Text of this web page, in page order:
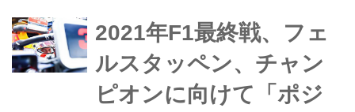
た。チャンピオンを争うルイス・ハミ
ルトン(メルセデス)は2番手につけた。
2021年F1最終戦、フェ
ルスタッペン、チャン
ピオンに向けて「ポジ